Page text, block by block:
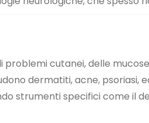
problemi cutanei, delle
dermatiti, acne, psoriasi,
strumenti specifici come il